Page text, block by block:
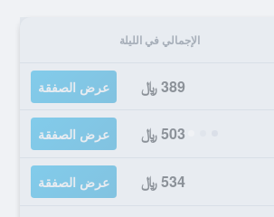
الإجمالي في الليلة
389 ﷼ عرض الصفقة
503 ﷼ عرض الصفقة
534 ﷼ عرض الصفقة